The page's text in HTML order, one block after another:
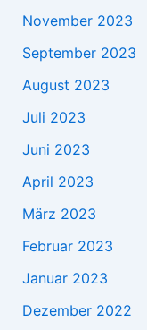
November 2023
September 2023
August 2023
Juli 2023
Juni 2023
April 2023
März 2023
Februar 2023
Januar 2023
Dezember 2022